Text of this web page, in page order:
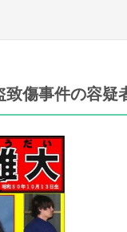
致傷事件の容疑